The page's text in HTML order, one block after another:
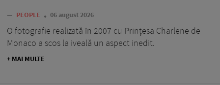
— PEOPLE 06 august 2026
O fotografie realizată în 2007 cu Prințesa Charlene de
Monaco a scos la iveală un aspect inedit.
+ MAI MULTE